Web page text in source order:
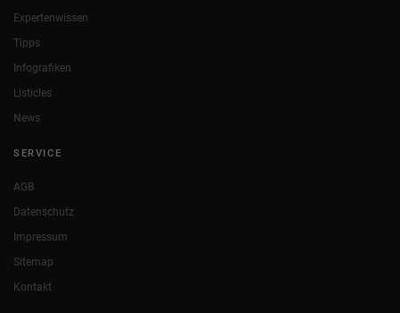
Expertenwissen
Tipps
Infografiken
Listicles
News
SERVICE
AGB
Datenschutz
Impressum
Sitemap
Kontakt